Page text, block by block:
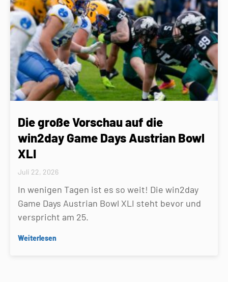
Die große Vorschau auf die
win2day Game Days Austrian Bowl
XLI
Juli 22, 2026
In wenigen Tagen ist es so weit! Die win2day
Game Days Austrian Bowl XLI steht bevor und
verspricht am 25.
Weiterlesen